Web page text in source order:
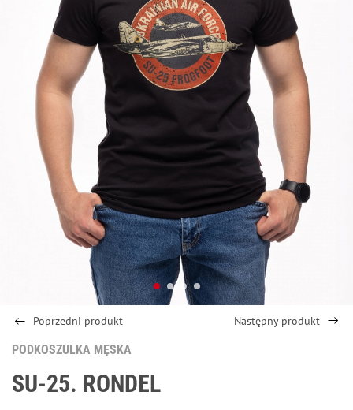
Poprzedni produkt Następny produkt
PODKOSZULKA MĘSKA
SU-25. RONDEL